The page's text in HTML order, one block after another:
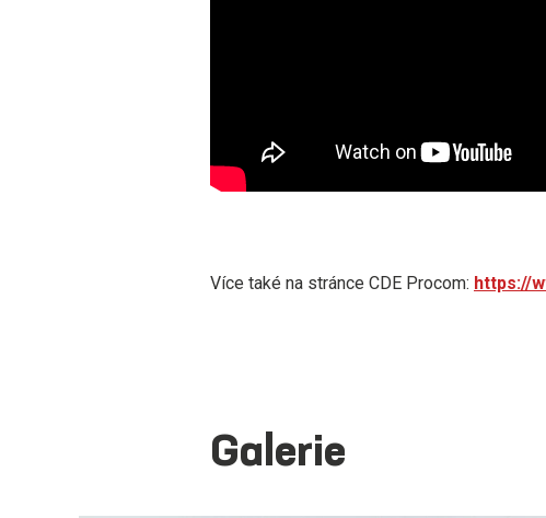
Více také na stránce CDE Procom: https://
Galerie